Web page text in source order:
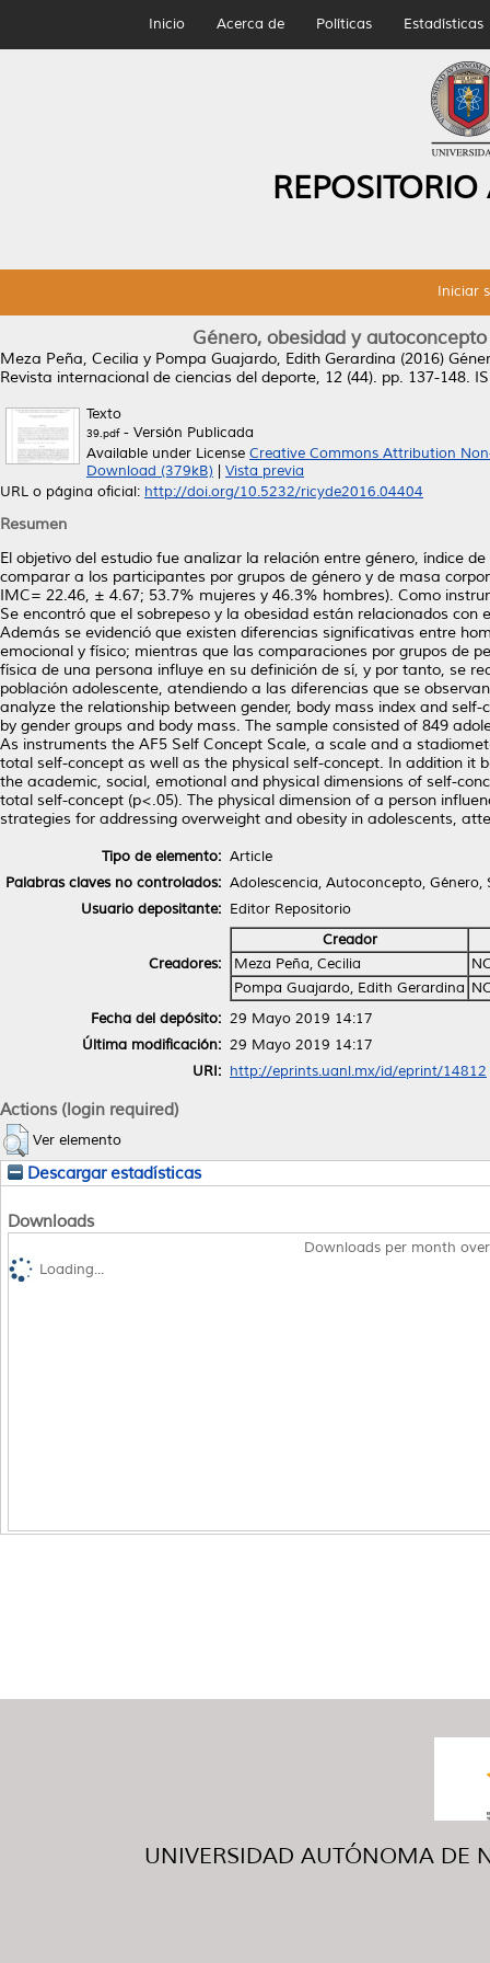
Inicio Acerca de Políticas Estadísticas
Iniciar
Género, obesidad y
Meza Peña, Cecilia y Pompa Guajardo, Edith Gerardina (2016)
Revista internacional de ciencias del deporte, 12 (44). pp. 137-148.
Texto
39.pdf- Versión Publicada
Available under License Creative Commons Attribution
Download (379kB)
Vista previa
URL o página oficial: http://doi.org/10.5232/ricyde2016.04404
Resumen
El objetivo del estudio fue analizar la relación entre género, índice
comparar a los participantes por grupos de género y de masa
IMC= 22.46, ± 4.67; 53.7% mujeres y 46.3% hombres). Como
Se encontró que el sobrepeso y la obesidad están relacionados
Además se evidenció que existen diferencias significativas entre
emocional y físico; mientras que las comparaciones por grupos de
física de una persona influye en su definición de sí, y por tanto, se
población adolescente, atendiendo a las diferencias que se
analyze the relationship between gender, body mass index and
by gender groups and body mass. The sample consisted of 849
As instruments the AF5 Self Concept Scale, a scale and a
total self-concept as well as the physical self-concept. In addition
the academic, social, emotional and physical dimensions of self-
total self-concept (p<.05). The physical dimension of a person
strategies for addressing overweight and obesity in adolescents,
Tipo de elemento: Article
Palabras claves no controlados: Adolescencia, Autoconcepto, Género,
Usuario depositante: Editor Repositorio
Creadores:
Creador
Meza Peña, Cecilia
Pompa Guajardo, Edith Gerardina
Fecha del depósito: 29 Mayo 2019 14:17
Última modificación: 29 Mayo 2019 14:17
URI: http://eprints.uanl.mx/id/eprint/14812
Actions (login required)
Ver elemento
Descargar estadísticas
Downloads
Downloads per month
Loading...
UNIVERSIDAD AUTÓNOMA DE